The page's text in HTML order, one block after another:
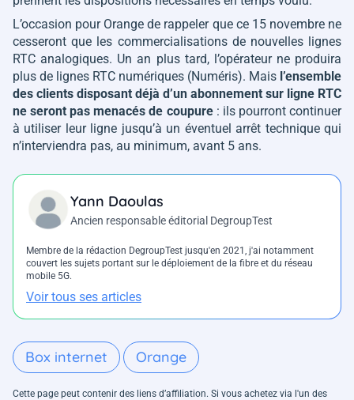
L’occasion pour Orange de rappeler que ce 15 novembre ne
cesseront que les commercialisations de nouvelles lignes
RTC analogiques. Un an plus tard, l’opérateur ne produira
plus de lignes RTC numériques (Numéris). Mais l’ensemble
des clients disposant déjà d’un abonnement sur ligne RTC
ne seront pas menacés de coupure: ils pourront continuer
à utiliser leur ligne jusqu’à un éventuel arrêt technique qui
n’interviendra pas, au minimum, avant 5 ans.
Yann Daoulas
Ancien responsable éditorial DegroupTest
Membre de la rédaction DegroupTest jusqu'en 2021, j'ai notamment
couvert les sujets portant sur le déploiement de la fibre et du réseau
mobile 5G.
Voir tous ses articles
Box internet Orange
Cette page peut contenir des liens d’affiliation. Si vous achetez via l'un des